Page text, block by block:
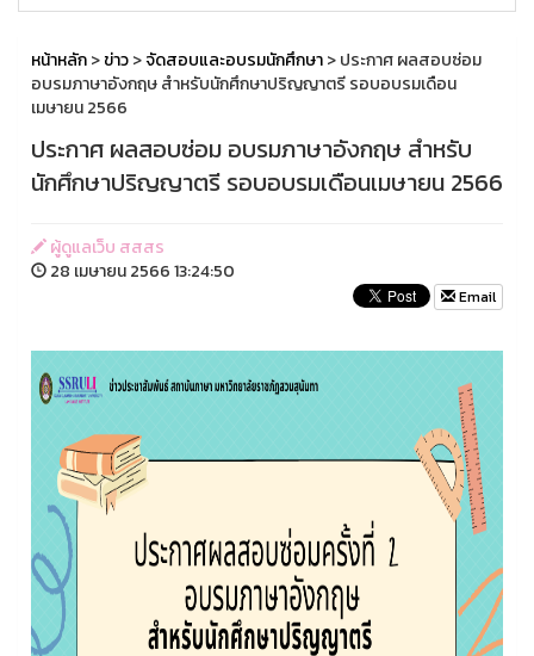
หน้าหลัก>ข่าว>จัดสอบและอบรมนักศึกษา> ประกาศ ผลสอบซ่อม
อบรมภาษาอังกฤษ สำหรับนักศึกษาปริญญาตรี รอบอบรมเดือน
เมษายน 2566
ประกาศ ผลสอบซ่อม อบรมภาษาอังกฤษ สำหรับ
นักศึกษาปริญญาตรี รอบอบรมเดือนเมษายน 2566
ผู้ดูแลเว็บ สสสร
28 เมษายน 2566 13:24:50
Email